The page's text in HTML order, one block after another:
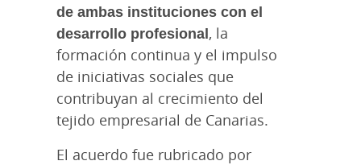
de ambas instituciones con el
desarrollo profesional, la
formación continua y el impulso
de iniciativas sociales que
contribuyan al crecimiento del
tejido empresarial de Canarias.
El acuerdo fue rubricado por